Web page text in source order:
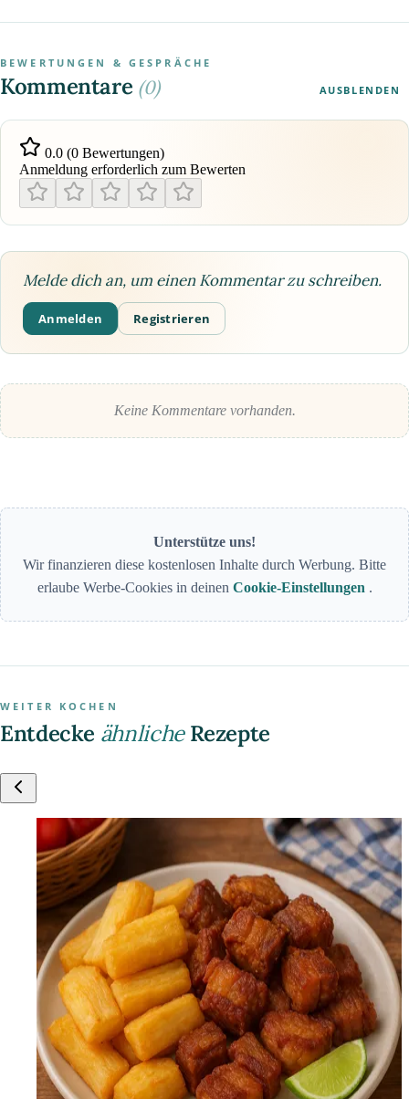
BEWERTUNGEN & GESPRÄCHE
Kommentare (0) AUSBLENDEN
0.0 (0 Bewertungen)
Anmeldung erforderlich zum Bewerten
Melde dich an, um einen Kommentar zu schreiben.
Anmelden Registrieren
Keine Kommentare vorhanden.
Unterstütze uns!
Wir finanzieren diese kostenlosen Inhalte durch Werbung. Bitte
erlaube Werbe-Cookies in deinen Cookie-Einstellungen .
WEITER KOCHEN
Entdecke ähnlicheRezepte